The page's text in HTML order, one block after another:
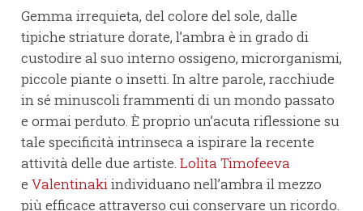
Gemma irrequieta, del colore del sole, dalle
tipiche striature dorate, l’ambra è in grado di
custodire al suo interno ossigeno, microrganismi,
piccole piante o insetti. In altre parole, racchiude
in sé minuscoli frammenti di un mondo passato
e ormai perduto. È proprio un’acuta riflessione su
tale specificità intrinseca a ispirare la recente
attività delle due artiste. Lolita Timofeeva
e Valentinakiindividuano nell’ambra il mezzo
più efficace attraverso cui conservare un ricordo.